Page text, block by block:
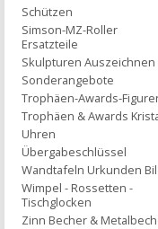
Schützen
Simson-MZ-Roller
Ersatzteile
Skulpturen Auszeichnen
Sonderangebote
Trophäen-Awards-
Trophäen & Awards
Uhren
Übergabeschlüssel
Wandtafeln Urkunden
Wimpel - Rossetten -
Tischglocken
Zinn Becher &